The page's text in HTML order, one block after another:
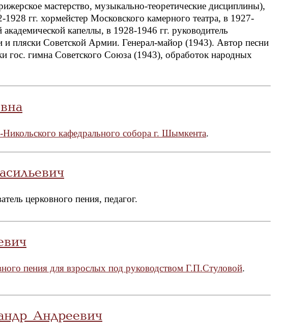
мастерство, музыкально-теоретические дисциплины),
гг. хормейстер Московского камерного театра, в 1927-
капеллы, в 1928-1946 гг. руководитель
и пляски Советской Армии. Генерал-майор (1943). Автор песни
гос. гимна Советского Союза (1943), обработок народных
кафедрального собора г. Шымкента.
церковного пения, педагог.
пения для взрослых под руководством Г.П.Стуловой.
Андреевич